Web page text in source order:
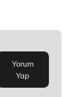
Yorum
Yap